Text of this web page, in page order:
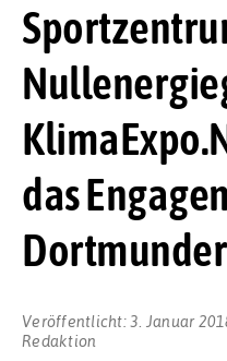
das
Dortmunder
Veröffentlicht:3. Januar
Redaktion